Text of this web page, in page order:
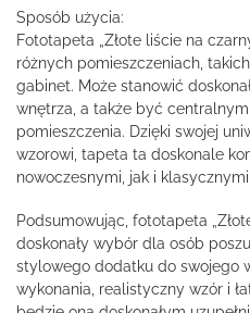
Sposób użycia:
Fototapeta „Złote liście na
różnych pomieszczeniach,
gabinet. Może stanowić
wnętrza, a także być
pomieszczenia. Dzięki swojej
wzorowi, tapeta ta doskonale
nowoczesnymi, jak i
Podsumowując, fototapeta
doskonały wybór dla osób
stylowego dodatku do swojego
wykonania, realistyczny wzór i